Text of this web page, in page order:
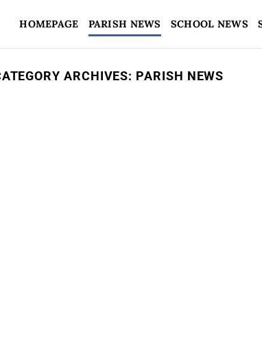
HOMEPAGE PARISH NEWS SCHOOL NEWS
ARCHIVES: PARISH NEWS